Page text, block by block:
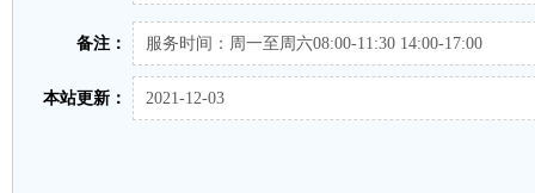
备注： 服务时间：周一至周六08:00-11:30 14:00-17:00
本站更新： 2021-12-03